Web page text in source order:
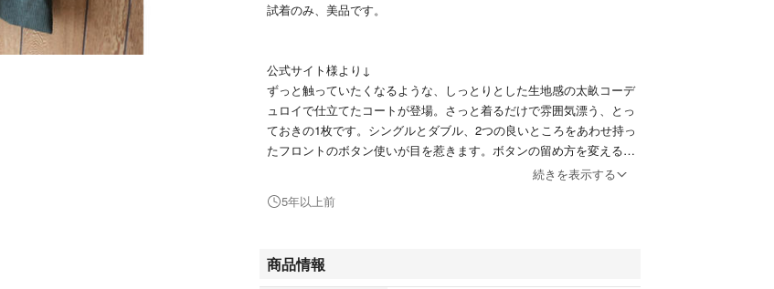
試着のみ、美品です。
公式サイト様より↓
ずっと触っていたくなるような、しっとりとした生地感の太畝コーデ
ュロイで仕立てたコートが登場。さっと着るだけで雰囲気漂う、とっ
ておきの1枚です。シングルとダブル、2つの良いところをあわせ持っ
たフロントのボタン使いが目を惹きます。ボタンの留め方を変えるだ
けで、手軽に表情を変えられるのが嬉しい。身頃の裏地には、アンテ
いた時や脱いだ時などに裏地がちらりと見えても、オシャレ感たっぷ
トを、ぜひお試しください。
続きを表示する
5年以上前
商品情報